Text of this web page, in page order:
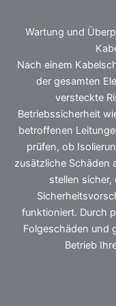
Wartung und
Nach einem
der gesamten
versteckte
Betriebssicherheit
betroffenen
prüfen, ob
zusätzliche Schäden
stellen sicher,
funktioniert. Durch
Folgeschäden und
Betrieb